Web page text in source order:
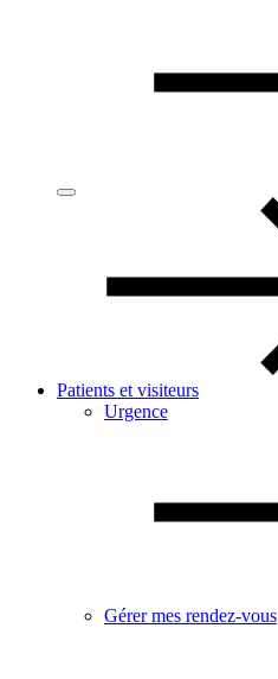
Patients et visiteurs
Urgence
Gérer mes rendez-vous